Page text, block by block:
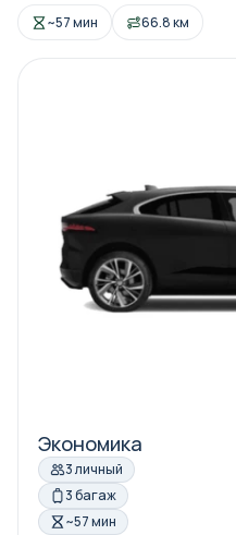
~57 мин 66.8 км
Экономика
3 личный
3 багаж
~57 мин